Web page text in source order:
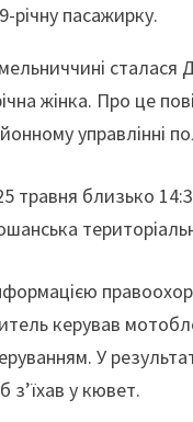
річну пасажирку.
сталася
жінка. Про це
управлінні
травня близько
керував
У
з’їхав у кювет.